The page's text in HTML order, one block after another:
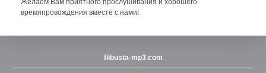
Желаем Вам приятного прослушивания и хорошего
времяпровождения вместе с нами!
flibusta-mp3.com